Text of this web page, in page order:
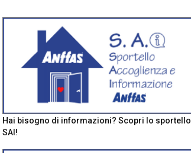
Hai bisogno di informazioni? Scopri lo sportello
SAI!